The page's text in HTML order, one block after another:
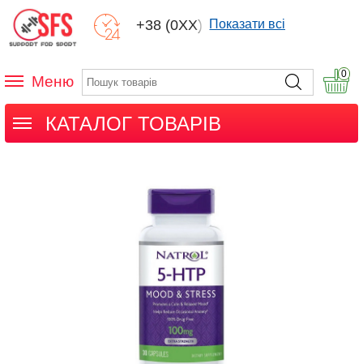
+38 (0XX) XXXПоказати всі
Меню 0
КАТАЛОГ ТОВАРІВ